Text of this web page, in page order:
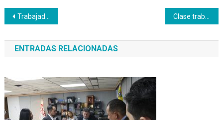
Navegación
de
entradas
Trabajadores de La Caridad socialización sus experiencias productivas Clase trabajadora de la Dirección Regional de Salud se suma a la formación productiva
ENTRADAS RELACIONADAS